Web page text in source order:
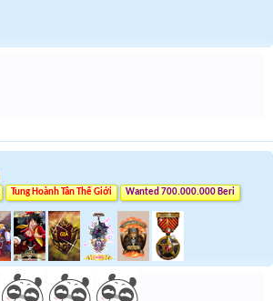
Tung Hoành Tân Thế Giới Wanted 700.000.000 Beri